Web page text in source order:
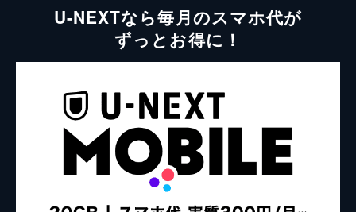
U-NEXTなら毎月のスマホ代が
ずっとお得に！